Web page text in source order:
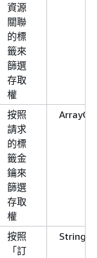
資源
關聯
的標
籤來
篩選
存取
權
按照
請求
的標
籤金
鑰來
篩選
存取
權
按照
「訂
String